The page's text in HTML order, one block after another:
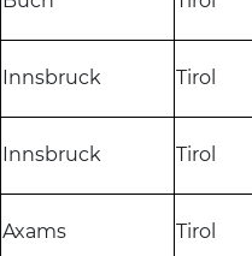
Innsbruck Tirol
Innsbruck Tirol
Axams Tirol